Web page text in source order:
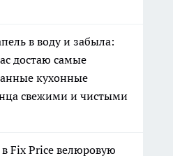
в воду и забыла:
достаю самые
кухонные
свежими и чистыми
Fix Price велюровую